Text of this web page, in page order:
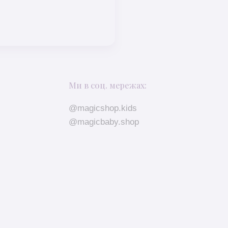
Ми в соц. мережах:
@magicshop.kids
@magicbaby.shop